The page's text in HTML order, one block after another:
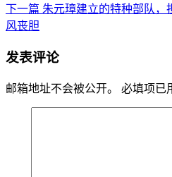
下一篇 朱元璋建立的特种部队，
风丧胆
发表评论
邮箱地址不会被公开。 必填项已